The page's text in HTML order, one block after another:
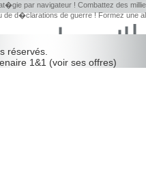
par navigateur ! Combattez des
de d�clarations de guerre ! Formez une
réservés.
1&1 (voir ses offres)